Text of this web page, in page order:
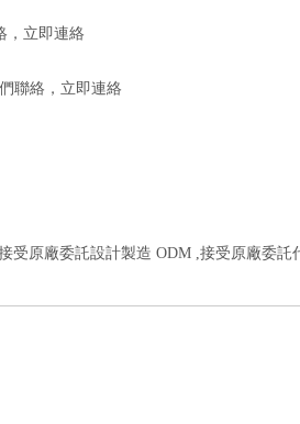
立即連絡
聯絡， 立即連絡
受原廠委託設計製造 ODM ,接受原廠委託